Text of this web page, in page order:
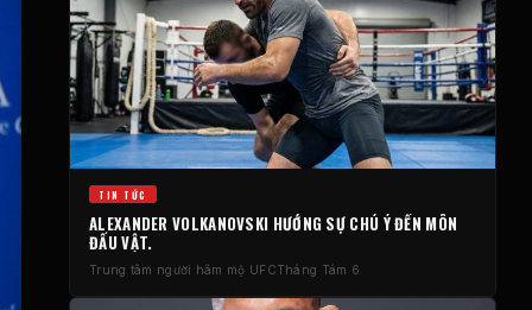
TIN TỨC
ALEXANDER VOLKANOVSKI HƯỚNG SỰ CHÚ Ý ĐẾN MÔN
ĐẤU VẬT.
Trung tâm người hâm mộ UFCTháng Tám 6